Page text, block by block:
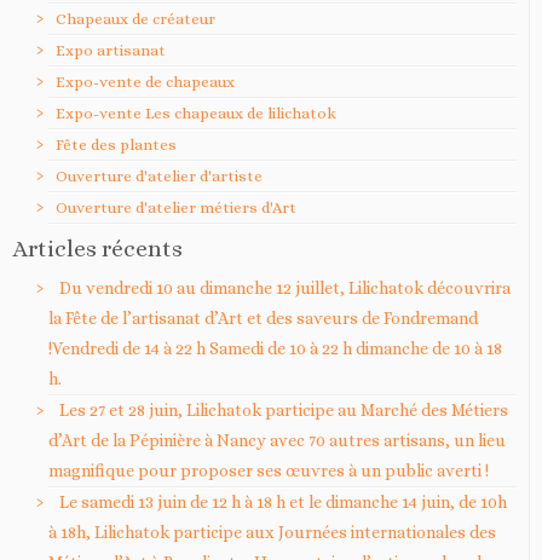
Chapeaux de créateur
Expo artisanat
Expo-vente de chapeaux
Expo-vente Les chapeaux de lilichatok
Fête des plantes
Ouverture d'atelier d'artiste
Ouverture d'atelier métiers d'Art
Articles récents
Du vendredi 10 au dimanche 12 juillet, Lilichatok découvrira
la Fête de l’artisanat d’Art et des saveurs de Fondremand
!Vendredi de 14 à 22 h Samedi de 10 à 22 h dimanche de 10 à 18
h.
Les 27 et 28 juin, Lilichatok participe au Marché des Métiers
d’Art de la Pépinière à Nancy avec 70 autres artisans, un lieu
magnifique pour proposer ses œuvres à un public averti !
Le samedi 13 juin de 12 h à 18 h et le dimanche 14 juin, de 10h
à 18h, Lilichatok participe aux Journées internationales des